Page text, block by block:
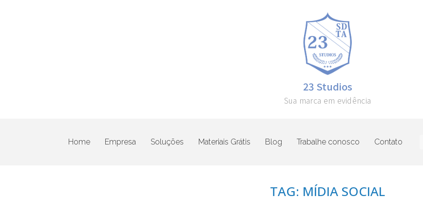
23 Studios
Sua marca em evidência
Home Empresa Soluções Materiais Grátis Blog Trabalhe conosco Contato
TAG: MÍDIA SOCIAL